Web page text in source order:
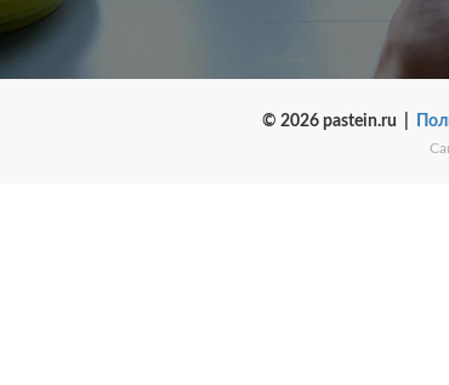
© 2026 pastein.ru |